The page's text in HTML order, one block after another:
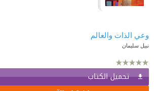
وعي الذات والعالم
نبيل سليمان
تحميل الكتاب